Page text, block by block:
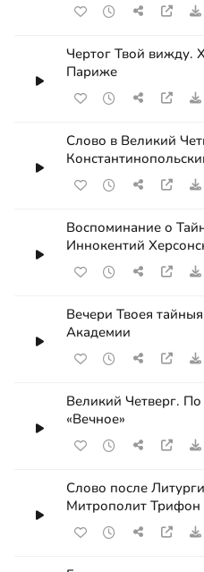
Чертог Твой вижду.
Париже
Слово в Великий
Воспоминание о
Иннокентий
Вечери Твоея
Академии
Великий Четверг.
«Вечное»
Слово после
Митрополит Трифон